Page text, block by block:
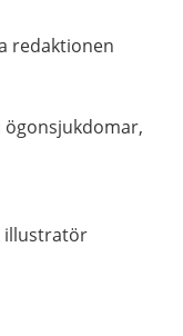
redaktionen
ögonsjukdomar,
illustratör